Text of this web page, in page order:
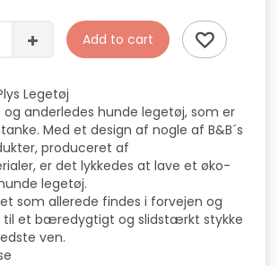
Add to cart
Legetøj
anderledes hunde legetøj, som er
Med et design af nogle af B&B´s
produceret af
er det lykkedes at lave et øko-
legetøj.
som allerede findes i forvejen og
til et bæredygtigt og slidstærkt stykke
ven.